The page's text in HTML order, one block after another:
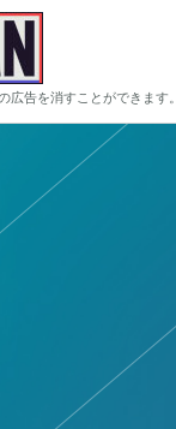
広告を消すことができます。